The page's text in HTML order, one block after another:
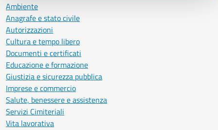
Ambiente
Anagrafe e stato civile
Autorizzazioni
Cultura e tempo libero
Documenti e certificati
Educazione e formazione
Giustizia e sicurezza pubblica
Imprese e commercio
Salute, benessere e assistenza
Servizi Cimiteriali
Vita lavorativa